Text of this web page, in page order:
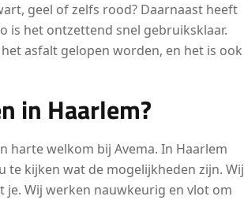
geel of zelfs rood? Daarnaast heeft
is het ontzettend snel gebruiksklaar.
asfalt gelopen worden, en het is ook
in Haarlem?
harte welkom bij Avema. In Haarlem
te kijken wat de mogelijkheden zijn. Wij
je. Wij werken nauwkeurig en vlot om